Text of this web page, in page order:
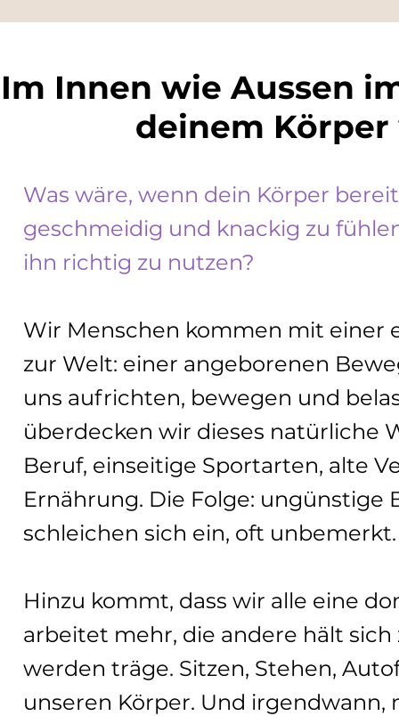
Im Innen wie Aussen
deinem
Was wäre, wenn dein Körper
geschmeidig und knackig zu
ihn richtig zu nutzen?
Wir Menschen kommen mit einer
zur Welt: einer angeborenen
uns aufrichten, bewegen und
überdecken wir dieses natürliche
Beruf, einseitige Sportarten, alte
Ernährung. Die Folge:
schleichen sich ein, oft unbemerkt.
Hinzu kommt, dass wir alle eine
arbeitet mehr, die andere hält
werden träge. Sitzen, Stehen,
unseren Körper. Und